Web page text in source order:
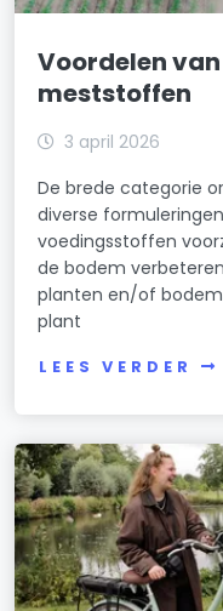
Voordelen
meststoffen
3 april 2026
De brede categorie
diverse
voedingsstoffen
de bodem
planten en/of
plant
LEES VERDER